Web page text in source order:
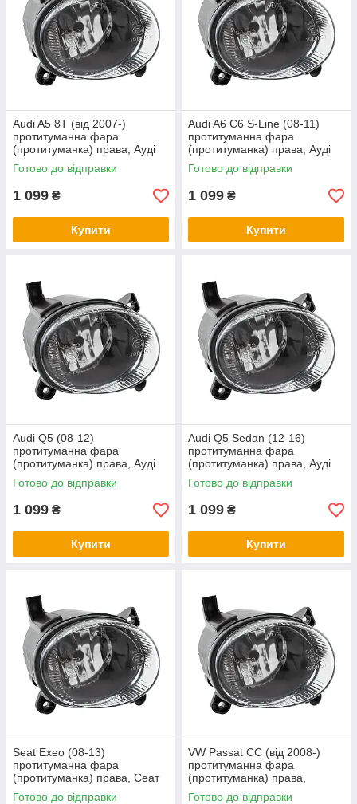
Audi A5 8T (від 2007-)
протитуманна фара
(протитуманка) права, Ауді
А5 8Т
Готово до відправки
1 099 ₴
Купити
Audi A6 C6 S-Line (08-11)
протитуманна фара
(протитуманка) права, Ауді
А6 С6 С-Лайн
Готово до відправки
1 099 ₴
Купити
Audi Q5 (08-12)
протитуманна фара
(протитуманка) права, Ауді
К'ю 5
Готово до відправки
1 099 ₴
Купити
Audi Q5 Sedan (12-16)
протитуманна фара
(протитуманка) права, Ауді
К'ю 5 Седан
Готово до відправки
1 099 ₴
Купити
Seat Exeo (08-13)
протитуманна фара
(протитуманка) права, Сеат
Ексео
Готово до відправки
VW Passat CC (від 2008-)
протитуманна фара
(протитуманка) права,
Фольцваген Пассат СС
Готово до відправки